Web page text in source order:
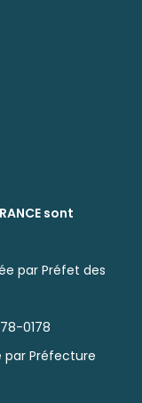
sont
par Préfet des
0178
par Préfecture